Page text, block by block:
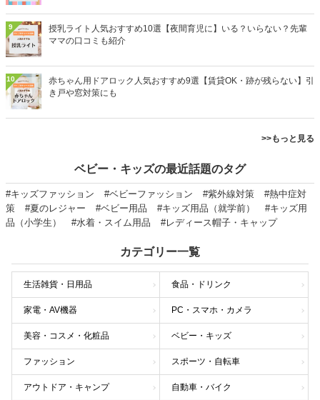
9
授乳ライト人気おすすめ10選【夜間育児に】いる？いらない？先輩
ママの口コミも紹介
10
赤ちゃん用ドアロック人気おすすめ9選【賃貸OK・跡が残らない】引
き戸や窓対策にも
>>もっと見る
ベビー・キッズの最近話題のタグ
#キッズファッション #ベビーファッション #紫外線対策
#熱中症対
策
#夏のレジャー #ベビー用品 #キッズ用品（就学前）
#キッズ用
品（小学生）
#水着・スイム用品 #レディース帽子・キャップ
カテゴリー一覧
生活雑貨・日用品 食品・ドリンク
家電・AV機器 PC・スマホ・カメラ
美容・コスメ・化粧品 ベビー・キッズ
ファッション スポーツ・自転車
アウトドア・キャンプ 自動車・バイク